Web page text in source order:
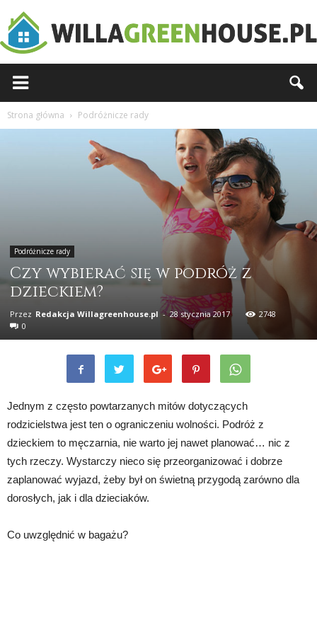
Strona główna Podróżnicze rady
Podróżnicze rady
Czy wybierać się w podróż z
dzieckiem?
Przez Redakcja Willagreenhouse.pl - 28 stycznia 2017
2748
0
Jednym z często powtarzanych mitów dotyczących
rodzicielstwa jest ten o ograniczeniu wolności. Podróż z
dzieckiem to męczarnia, nie warto jej nawet planować… nic z
tych rzeczy. Wystarczy nieco się przeorganizować i dobrze
zaplanować wyjazd, żeby był on świetną przygodą zarówno dla
dorosłych, jak i dla dzieciaków.
Co uwzględnić w bagażu?